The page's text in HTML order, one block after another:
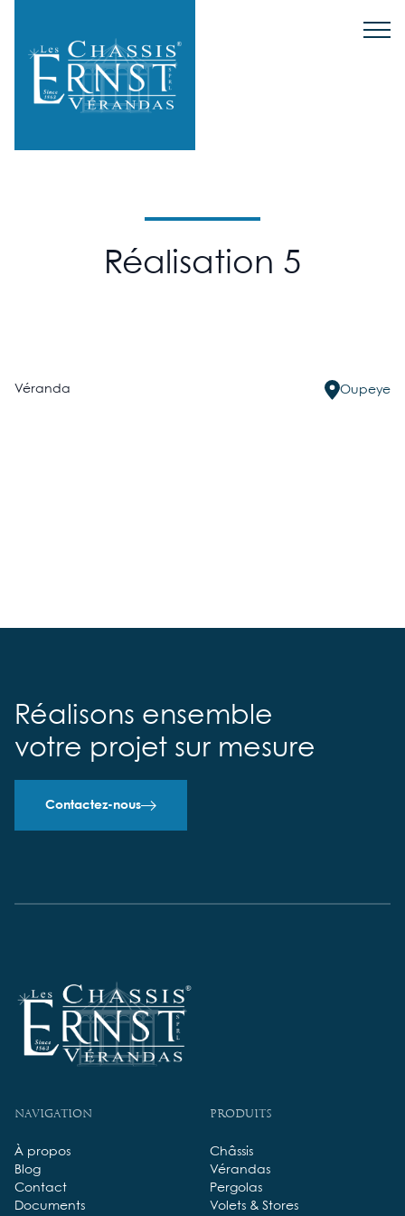
Réalisation 5
Véranda Oupeye
Réalisons ensemble
votre projet sur mesure
Contactez-nous
Navigation
À propos
Blog
Contact
Documents
Produits
Châssis
Vérandas
Pergolas
Volets & Stores